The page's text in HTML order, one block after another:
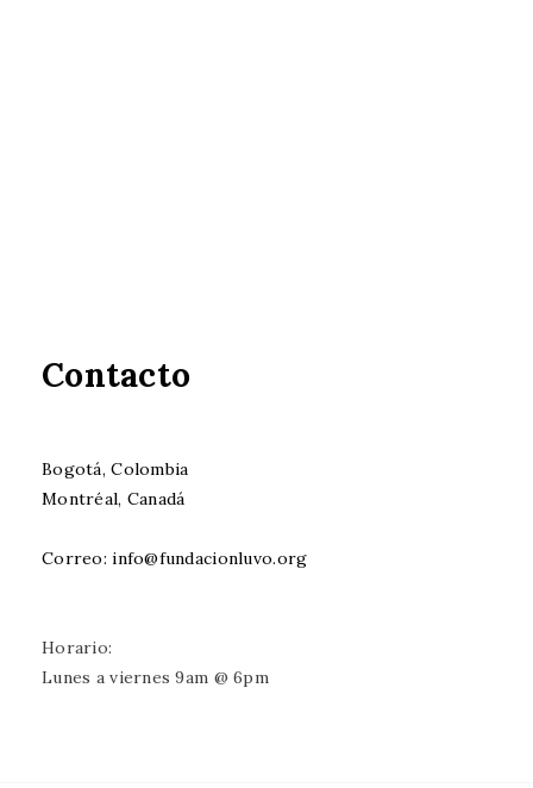
Contacto
Bogotá, Colombia
Montréal, Canadá
Correo: info@fundacionluvo.org
Horario:
Lunes a viernes 9am @ 6pm